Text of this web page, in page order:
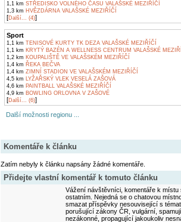
1,1 km STŘEDISKO VOLNÉHO ČASU VALAŠSKÉ MEZIŘÍČÍ
1,3 km HVĚZDÁRNA VALAŠSKÉ MEZIŘÍČÍ
[Další... (4)]
Sport
1,1 km TENISOVÉ KURTY TK DEZA VALAŠSKÉ MEZIŘÍČÍ
1,1 km KRYTÝ BAZÉN A WELLNESS CENTRUM VALAŠSKÉ
1,2 km KOUPALIŠTĚ VE VALAŠSKÉM MEZIŘÍČÍ
1,4 km ŘEKA BEČVA
1,4 km ZIMNÍ STADION VE VALAŠSKÉM MEZIŘÍČÍ
4,5 km LYŽAŘSKÝ VLEK VESELÁ ZAŠOVÁ
4,6 km PAINTBALL VALAŠSKÉ MEZIŘÍČÍ
4,9 km BOWLING ORLOVNA V ZAŠOVÉ
[Další... (6)]
Další možnosti regionu ...
Komentáře k článku
Zatím nebyly k článku napsány žádné komentáře.
Přidejte vlastní komentář k tomuto článku
Vážení návštěvníci, komentáře k místu
ostatním. Nejedná se o chatovou
smazat příspěvky nesouvisející s
porušující zákony ČR, vulgární,
nezákonné, propagující jakoukoliv